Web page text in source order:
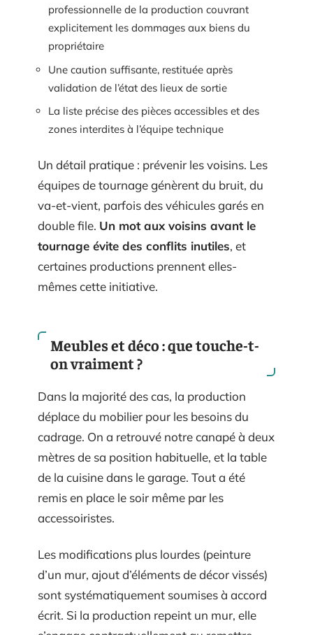
professionnelle de la production couvrant
explicitement les dommages aux biens du
propriétaire
Une caution suffisante, restituée après
validation de l’état des lieux de sortie
La liste précise des pièces accessibles et des
zones interdites à l’équipe technique
Un détail pratique : prévenir les voisins. Les
équipes de tournage génèrent du bruit, du
va-et-vient, parfois des véhicules garés en
double file. Un mot aux voisins avant le
tournage évite des conflits inutiles, et
certaines productions prennent elles-
mêmes cette initiative.
Meubles et déco : que touche-t-
on vraiment ?
Dans la majorité des cas, la production
déplace du mobilier pour les besoins du
cadrage. On a retrouvé notre canapé à deux
mètres de sa position habituelle, et la table
de la cuisine dans le garage. Tout a été
remis en place le soir même par les
accessoiristes.
Les modifications plus lourdes (peinture
d’un mur, ajout d’éléments de décor vissés)
sont systématiquement soumises à accord
écrit. Si la production repeint un mur, elle